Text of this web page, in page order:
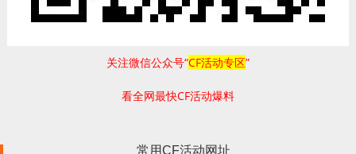
关注微信公众号“CF活动专区”
看全网最快CF活动爆料
常用CF活动网址